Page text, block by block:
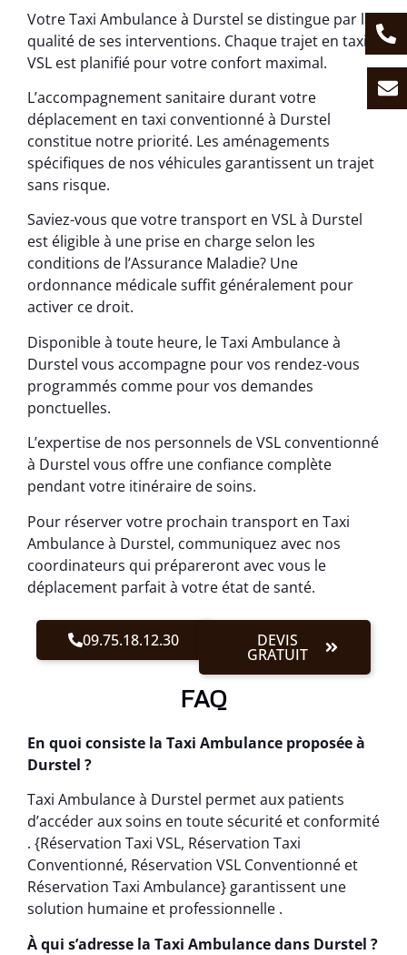
Votre Taxi Ambulance à Durstel se distingue par la
qualité de ses interventions. Chaque trajet en taxi
VSL est planifié pour votre confort maximal.
L’accompagnement sanitaire durant votre
déplacement en taxi conventionné à Durstel
constitue notre priorité. Les aménagements
spécifiques de nos véhicules garantissent un trajet
sans risque.
Saviez-vous que votre transport en VSL à Durstel
est éligible à une prise en charge selon les
conditions de l’Assurance Maladie? Une
ordonnance médicale suffit généralement pour
activer ce droit.
Disponible à toute heure, le Taxi Ambulance à
Durstel vous accompagne pour vos rendez-vous
programmés comme pour vos demandes
ponctuelles.
L’expertise de nos personnels de VSL conventionné
à Durstel vous offre une confiance complète
pendant votre itinéraire de soins.
Pour réserver votre prochain transport en Taxi
Ambulance à Durstel, communiquez avec nos
coordinateurs qui prépareront avec vous le
déplacement parfait à votre état de santé.
09.75.18.12.30 DEVIS
GRATUIT
FAQ
En quoi consiste la Taxi Ambulance proposée à
Durstel ?
Taxi Ambulance à Durstel permet aux patients
d’accéder aux soins en toute sécurité et conformité
. {Réservation Taxi VSL, Réservation Taxi
Conventionné, Réservation VSL Conventionné et
Réservation Taxi Ambulance} garantissent une
solution humaine et professionnelle .
À qui s’adresse la Taxi Ambulance dans Durstel ?